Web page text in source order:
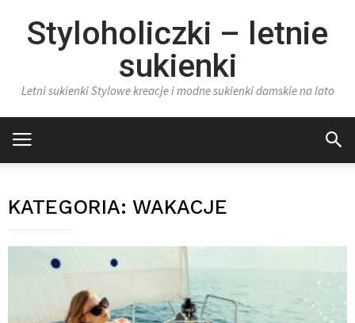
Styloholiczki – letnie
sukienki
Letni sukienki Stylowe kreacje i modne sukienki damskie na lato
KATEGORIA: WAKACJE